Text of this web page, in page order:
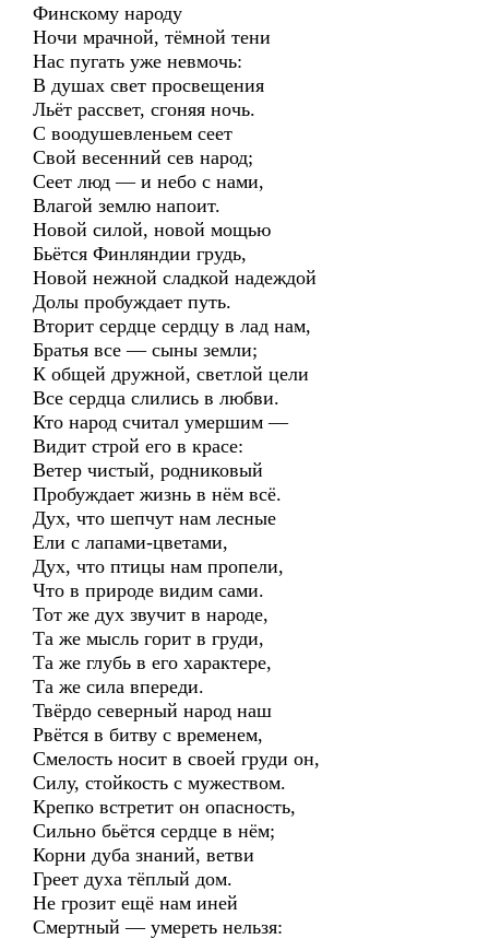
Финскому народу
Ночи мрачной, тёмной тени
Нас пугать уже невмочь:
В душах свет просвещения
Льёт рассвет, сгоняя ночь.
С воодушевленьем сеет
Свой весенний сев народ;
Сеет люд — и небо с нами,
Влагой землю напоит.
Новой силой, новой мощью
Бьётся Финляндии грудь,
Новой нежной сладкой надеждой
Долы пробуждает путь.
Вторит сердце сердцу в лад нам,
Братья все — сыны земли;
К общей дружной, светлой цели
Все сердца слились в любви.
Кто народ считал умершим —
Видит строй его в красе:
Ветер чистый, родниковый
Пробуждает жизнь в нём всё.
Дух, что шепчут нам лесные
Ели с лапами-цветами,
Дух, что птицы нам пропели,
Что в природе видим сами.
Тот же дух звучит в народе,
Та же мысль горит в груди,
Та же глубь в его характере,
Та же сила впереди.
Твёрдо северный народ наш
Рвётся в битву с временем,
Смелость носит в своей груди он,
Силу, стойкость с мужеством.
Крепко встретит он опасность,
Сильно бьётся сердце в нём;
Корни дуба знаний, ветви
Греет духа тёплый дом.
Не грозит ещё нам иней
Смертный — умереть нельзя: